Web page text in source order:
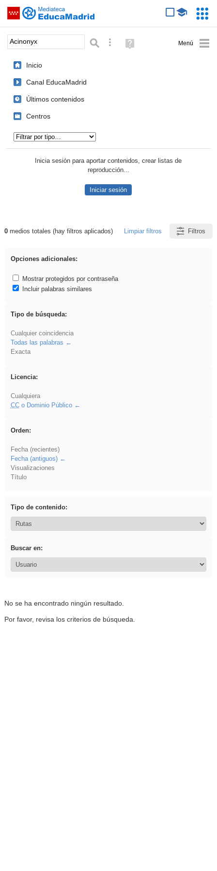
Saltar navegación
Palabra o frase: Búsqueda avanzada
Ayuda
(en
Inicio
Canal EducaMadrid
Últimos contenidos
Centros
Inicia sesión para aportar contenidos, crear listas de
reproducción...
Iniciar sesión
Resultados de: Acinonyx
0medios totales (hay filtros aplicados) Limpiar filtros Filtros
Opciones adicionales:
Mostrar protegidos por contraseña
Incluir palabras similares
Tipo de búsqueda:
Cualquier coincidencia
Todas las palabras
Exacta
Licencia:
Cualquiera
CCo Dominio Público
Orden:
Fecha (recientes)
Fecha (antiguos)
Visualizaciones
Título
Tipo de contenido:
Buscar en:
No se ha encontrado ningún resultado.
Por favor, revisa los criterios de búsqueda.